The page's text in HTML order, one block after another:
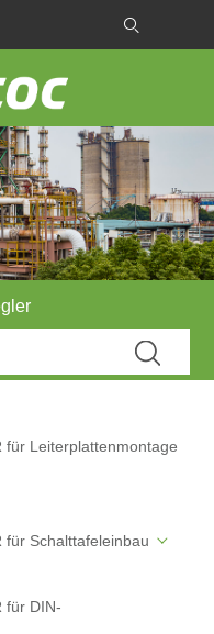
für Leiterplattenmontage
für Schalttafeleinbau
für DIN-